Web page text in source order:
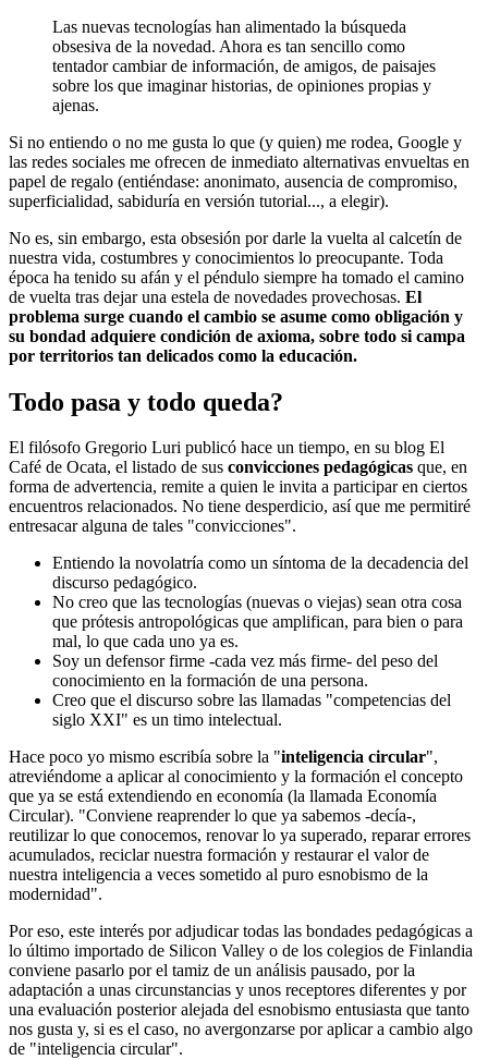
Las nuevas tecnologías han alimentado la búsqueda
obsesiva de la novedad. Ahora es tan sencillo como
tentador cambiar de información, de amigos, de paisajes
sobre los que imaginar historias, de opiniones propias y
ajenas.
Si no entiendo o no me gusta lo que (y quien) me rodea, Google y
las redes sociales me ofrecen de inmediato alternativas envueltas en
papel de regalo (entiéndase: anonimato, ausencia de compromiso,
superficialidad, sabiduría en versión tutorial..., a elegir).
No es, sin embargo, esta obsesión por darle la vuelta al calcetín de
nuestra vida, costumbres y conocimientos lo preocupante. Toda
época ha tenido su afán y el péndulo siempre ha tomado el camino
de vuelta tras dejar una estela de novedades provechosas. El
problema surge cuando el cambio se asume como obligación y
su bondad adquiere condición de axioma, sobre todo si campa
por territorios tan delicados como la educación.
Todo pasa y todo queda?
El filósofo Gregorio Luri publicó hace un tiempo, en su blog El
Café de Ocata, el listado de sus convicciones pedagógicas que, en
forma de advertencia, remite a quien le invita a participar en ciertos
encuentros relacionados. No tiene desperdicio, así que me permitiré
entresacar alguna de tales "convicciones".
Entiendo la novolatría como un síntoma de la decadencia del
discurso pedagógico.
No creo que las tecnologías (nuevas o viejas) sean otra cosa
que prótesis antropológicas que amplifican, para bien o para
mal, lo que cada uno ya es.
Soy un defensor firme -cada vez más firme- del peso del
conocimiento en la formación de una persona.
Creo que el discurso sobre las llamadas "competencias del
siglo XXI" es un timo intelectual.
Hace poco yo mismo escribía sobre la "inteligencia circular",
atreviéndome a aplicar al conocimiento y la formación el concepto
que ya se está extendiendo en economía (la llamada Economía
Circular). "Conviene reaprender lo que ya sabemos -decía-,
reutilizar lo que conocemos, renovar lo ya superado, reparar errores
acumulados, reciclar nuestra formación y restaurar el valor de
nuestra inteligencia a veces sometido al puro esnobismo de la
modernidad".
Por eso, este interés por adjudicar todas las bondades pedagógicas a
lo último importado de Silicon Valley o de los colegios de Finlandia
conviene pasarlo por el tamiz de un análisis pausado, por la
adaptación a unas circunstancias y unos receptores diferentes y por
una evaluación posterior alejada del esnobismo entusiasta que tanto
nos gusta y, si es el caso, no avergonzarse por aplicar a cambio algo
de "inteligencia circular".